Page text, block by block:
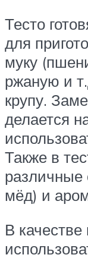
Тесто
для
муку
ржаную и
крупу.
делается
Также в
различные
мёд) и
В